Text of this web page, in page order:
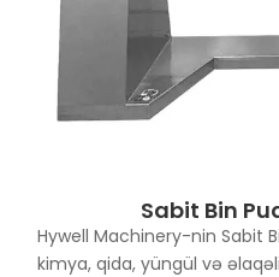
Sabit Bin
Hywell Machinery-nin Sabit
kimya, qida, yüngül və